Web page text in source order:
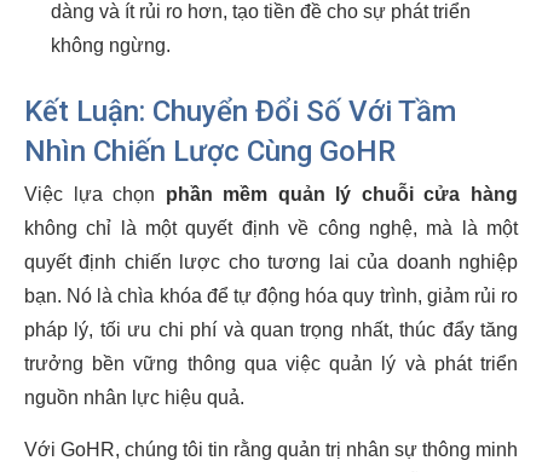
dàng và ít rủi ro hơn, tạo tiền đề cho sự phát triển
không ngừng.
Kết Luận: Chuyển Đổi Số Với Tầm
Nhìn Chiến Lược Cùng GoHR
Việc lựa chọn phần mềm quản lý chuỗi cửa hàng
không chỉ là một quyết định về công nghệ, mà là một
quyết định chiến lược cho tương lai của doanh nghiệp
bạn. Nó là chìa khóa để tự động hóa quy trình, giảm rủi ro
pháp lý, tối ưu chi phí và quan trọng nhất, thúc đẩy tăng
trưởng bền vững thông qua việc quản lý và phát triển
nguồn nhân lực hiệu quả.
Với GoHR, chúng tôi tin rằng quản trị nhân sự thông minh